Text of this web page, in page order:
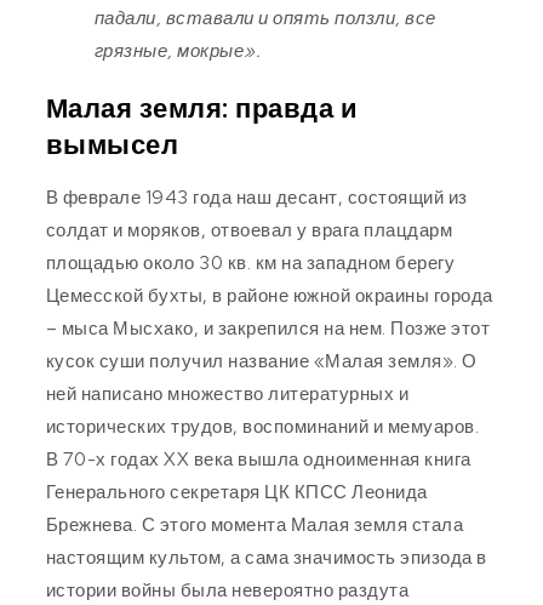
падали, вставали и опять ползли, все
грязные, мокрые».
Малая земля: правда и
вымысел
В феврале 1943 года наш десант, состоящий из
солдат и моряков, отвоевал у врага плацдарм
площадью около 30 кв. км на западном берегу
Цемесской бухты, в районе южной окраины города
– мыса Мысхако, и закрепился на нем. Позже этот
кусок суши получил название «Малая земля». О
ней написано множество литературных и
исторических трудов, воспоминаний и мемуаров.
В 70-х годах XX века вышла одноименная книга
Генерального секретаря ЦК КПСС Леонида
Брежнева. С этого момента Малая земля стала
настоящим культом, а сама значимость эпизода в
истории войны была невероятно раздута